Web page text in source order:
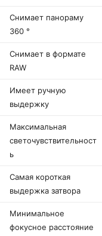
Снимает панораму
360 °
Снимает в формате
RAW
Имеет ручную
выдержку
Максимальная
светочувствительност
ь
Самая короткая
выдержка затвора
Минимальное
фокусное расстояние